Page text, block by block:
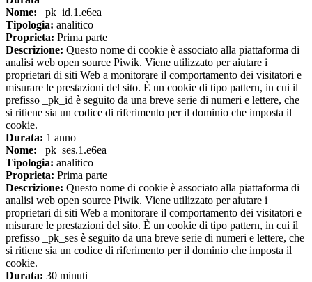
Nome: _pk_id.1.e6ea
Tipologia: analitico
Proprieta: Prima parte
Descrizione: Questo nome di cookie è associato alla piattaforma di
analisi web open source Piwik. Viene utilizzato per aiutare i
proprietari di siti Web a monitorare il comportamento dei visitatori e
misurare le prestazioni del sito. È un cookie di tipo pattern, in cui il
prefisso _pk_id è seguito da una breve serie di numeri e lettere, che
si ritiene sia un codice di riferimento per il dominio che imposta il
cookie.
Durata: 1 anno
Nome: _pk_ses.1.e6ea
Tipologia: analitico
Proprieta: Prima parte
Descrizione: Questo nome di cookie è associato alla piattaforma di
analisi web open source Piwik. Viene utilizzato per aiutare i
proprietari di siti Web a monitorare il comportamento dei visitatori e
misurare le prestazioni del sito. È un cookie di tipo pattern, in cui il
prefisso _pk_ses è seguito da una breve serie di numeri e lettere, che
si ritiene sia un codice di riferimento per il dominio che imposta il
cookie.
Durata: 30 minuti